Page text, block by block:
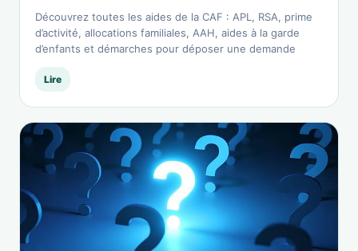
Découvrez toutes les aides de la CAF : APL, RSA, prime
d’activité, allocations familiales, AAH, aides à la garde
d’enfants et démarches pour déposer une demande
Lire